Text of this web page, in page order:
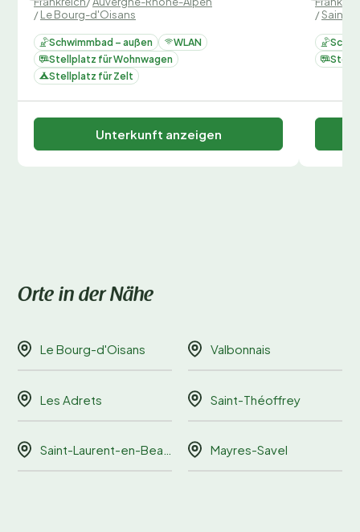
/Le Bourg-d'Oisans
Schwimmbad – außen
WLAN
Stellplatz für Wohnwagen
Stellplatz für Zelt
Unterkunft anzeigen
/Saint-
Orte in der Nähe
Le Bourg-d'Oisans Valbonnais
Les Adrets Saint-Théoffrey
Saint-Laurent-en-Beaumont Mayres-Savel